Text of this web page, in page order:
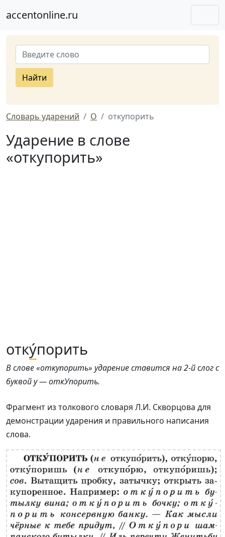
accentonline.ru
Найти
Словарь ударений О откупорить
Ударение в слове
«откупорить»
отку́порить
В слове «откупорить» ударение ставится на 2-й слог с
буквой у — откУпорить.
Фрагмент из толкового словаря Л.И. Скворцова для
демонстрации ударения и правильного написания
слова.